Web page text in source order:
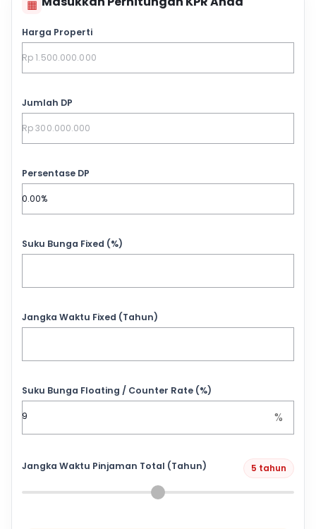
▦
Harga Properti
Jumlah DP
Persentase DP
Suku Bunga Fixed (%)
Jangka Waktu Fixed (Tahun)
Suku Bunga Floating / Counter Rate (%)
%
Jangka Waktu Pinjaman Total (Tahun) 5 tahun